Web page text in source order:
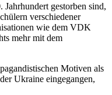
gestorben sind,
verschiedener
wie dem VDK
mehr mit dem
Motiven als
Ukraine eingegangen,